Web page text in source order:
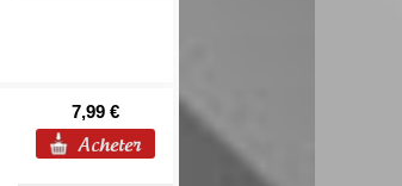
7,99 €